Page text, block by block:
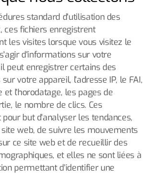
standard d'utilisation des
ces fichiers enregistrent
les visites lorsque vous visitez le
d'informations sur votre
peut enregistrer certains des
votre appareil, l'adresse IP, le FAI,
et l'horodatage, les pages de
le nombre de clics. Ces
but d'analyser les tendances,
web, de suivre les mouvements
ce site web et de recueillir des
et elles ne sont liées à
permettant d'identifier une